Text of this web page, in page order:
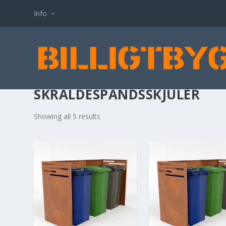
Info
SKRALDESPANDSSKJULER
Showing all 5 results